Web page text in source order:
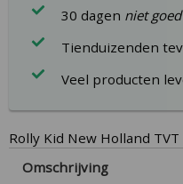
30 dagen niet
Tienduizenden
Veel producten
Rolly Kid New Holland
Omschrijving